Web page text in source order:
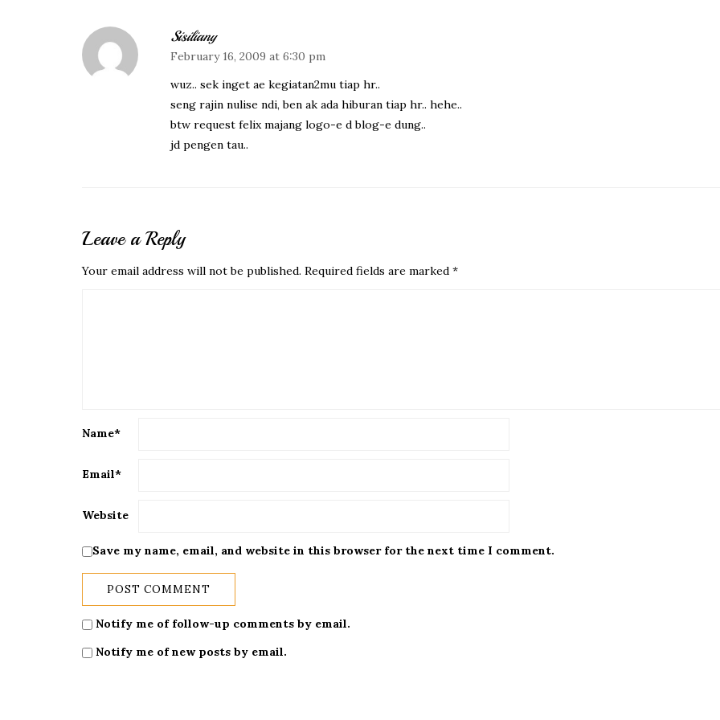
Sisiliany
February 16, 2009 at 6:30 pm
wuz.. sek inget ae kegiatan2mu tiap hr..
seng rajin nulise ndi, ben ak ada hiburan tiap hr.. hehe..
btw request felix majang logo-e d blog-e dung..
jd pengen tau..
Leave a Reply
Your email address will not be published. Required fields are marked *
Name*
Email*
Website
Save my name, email, and website in this browser for the next time I comment.
Notify me of follow-up comments by email.
Notify me of new posts by email.